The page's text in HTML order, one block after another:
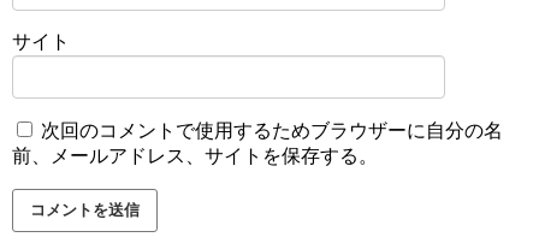
サイト
次回のコメントで使用するためブラウザーに自分の名
前、メールアドレス、サイトを保存する。